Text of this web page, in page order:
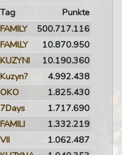
Tag
Punkte
FAMILY
500.717.116
FAMlLY
10.870.950
KUZYNI
10.190.360
Kuzyn?
4.992.438
OKO
1.825.430
7Days
1.717.690
FAMILI
1.332.219
VII
1.062.487